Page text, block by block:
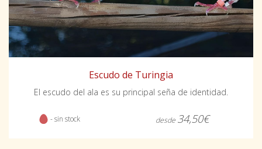
Escudo de Turingia
El escudo del ala es su principal seña de identidad.
- sin stock desde 34,50€